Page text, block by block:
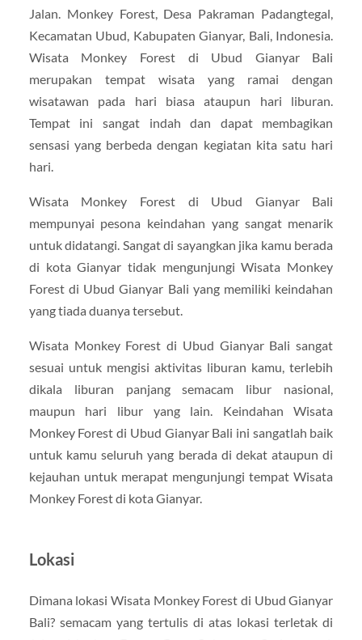
Jalan. Monkey Forest, Desa Pakraman Padangtegal,
Kecamatan Ubud, Kabupaten Gianyar, Bali, Indonesia.
Wisata Monkey Forest di Ubud Gianyar Bali
merupakan tempat wisata yang ramai dengan
wisatawan pada hari biasa ataupun hari liburan.
Tempat ini sangat indah dan dapat membagikan
sensasi yang berbeda dengan kegiatan kita satu hari
hari.
Wisata Monkey Forest di Ubud Gianyar Bali
mempunyai pesona keindahan yang sangat menarik
untuk didatangi. Sangat di sayangkan jika kamu berada
di kota Gianyar tidak mengunjungi Wisata Monkey
Forest di Ubud Gianyar Bali yang memiliki keindahan
yang tiada duanya tersebut.
Wisata Monkey Forest di Ubud Gianyar Bali sangat
sesuai untuk mengisi aktivitas liburan kamu, terlebih
dikala liburan panjang semacam libur nasional,
maupun hari libur yang lain. Keindahan Wisata
Monkey Forest di Ubud Gianyar Bali ini sangatlah baik
untuk kamu seluruh yang berada di dekat ataupun di
kejauhan untuk merapat mengunjungi tempat Wisata
Monkey Forest di kota Gianyar.
Lokasi
Dimana lokasi Wisata Monkey Forest di Ubud Gianyar
Bali? semacam yang tertulis di atas lokasi terletak di